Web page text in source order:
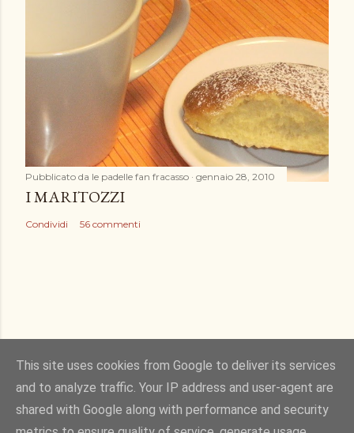
Pubblicato da le padelle fan fracasso gennaio 28, 2010
I MARITOZZI
Condividi 56 commenti
Powered by Blogger
This site uses cookies from Google to deliver its services
and to analyze traffic. Your IP address and user-agent are
shared with Google along with performance and security